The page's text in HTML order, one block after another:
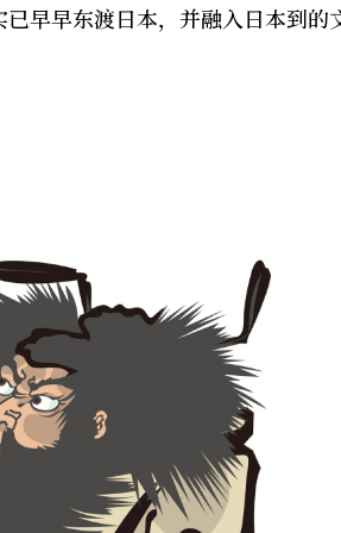
早早东渡日本，并融入日本到的